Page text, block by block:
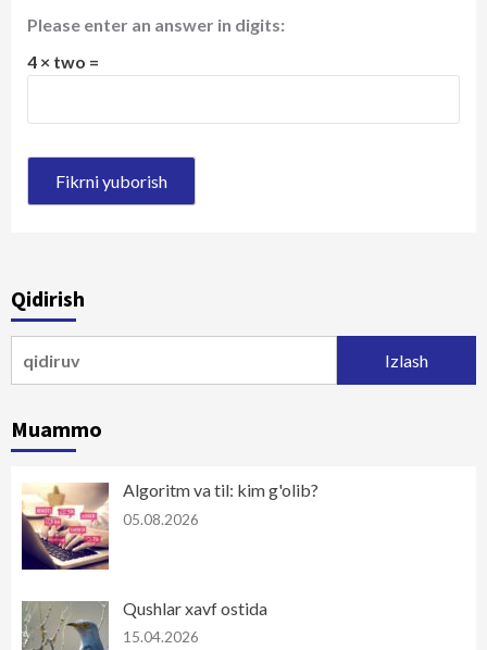
Please enter an answer in digits:
4 × two =
Qidirish
Muammo
Algoritm va til: kim g'olib?
05.08.2026
Qushlar xavf ostida
15.04.2026